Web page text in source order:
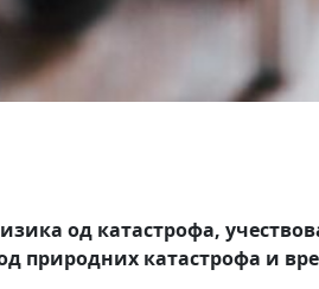
од катастрофа,
природних катастрофа и